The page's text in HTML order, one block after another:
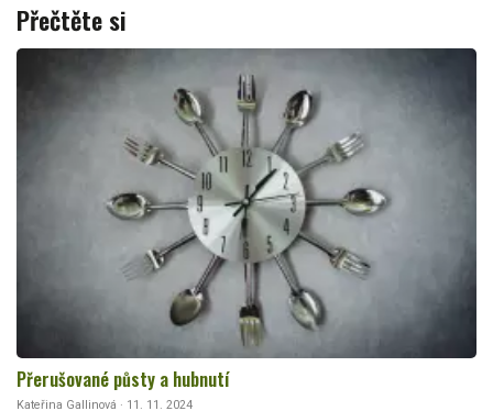
Přečtěte si
Přerušované půsty a hubnutí
Kateřina Gallinová · 11. 11. 2024